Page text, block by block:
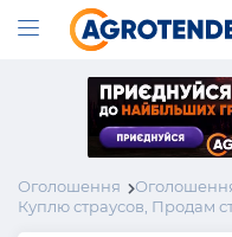
Оголошення
Куплю страусов, Продам